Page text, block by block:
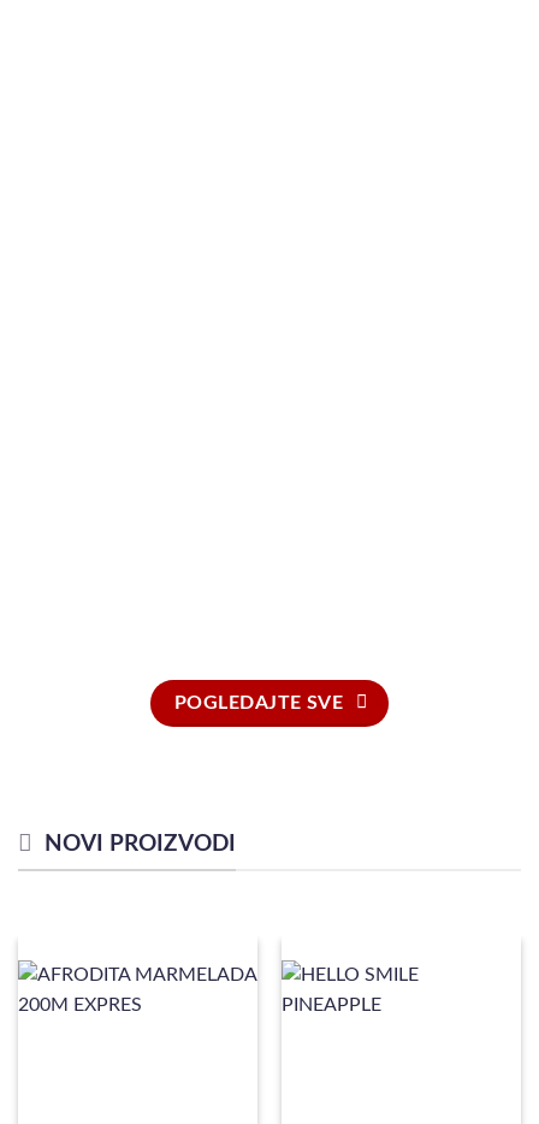
POGLEDAJTE SVE
NOVI PROIZVODI